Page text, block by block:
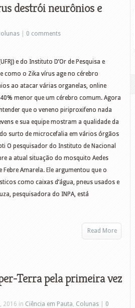
destrói neurônios e
0 comments
e do Instituto D’Or de Pesquisa e
como o Zika vírus age no cérebro
ao atacar várias organelas, online
menor que um cérebro comum. Agora
que o veneno piriproxifeno nada
e sua equipe mostram a qualidade da
surto de microcefalia em vários órgãos
O pesquisador do Instituto de Nacional
a atual situação do mosquito Aedes
Amarela. Ele argumentou que o
como caixas d’água, pneus usados e
pesquisadora do INPA, está
Read More
Terra pela primeira vez
2016 in Ciência em Pauta, Colunas
0